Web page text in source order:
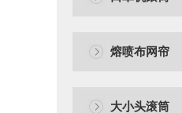
熔喷布网帘
大小头滚筒